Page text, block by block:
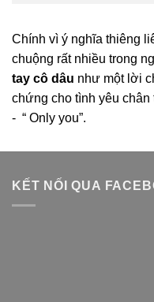
Chính vì ý nghĩa thiêng
chuộng rất nhiều trong
tay cô dâu như một lời
chứng cho tình yêu chân
- “ Only you”.
KẾT NỐI QUA